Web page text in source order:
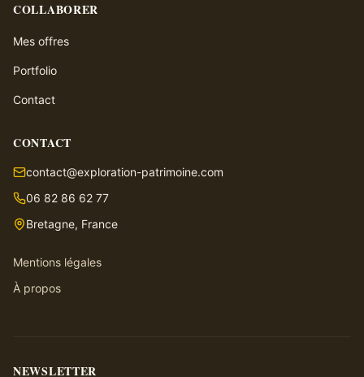
COLLABORER
Mes offres
Portfolio
Contact
CONTACT
contact@exploration-patrimoine.com
06 82 86 62 77
Bretagne, France
Mentions légales
À propos
NEWSLETTER